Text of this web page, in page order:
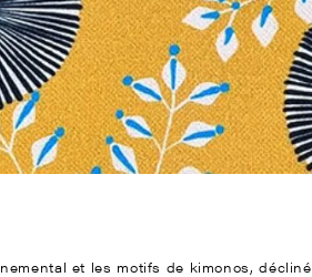
et les motifs de kimonos, décliné